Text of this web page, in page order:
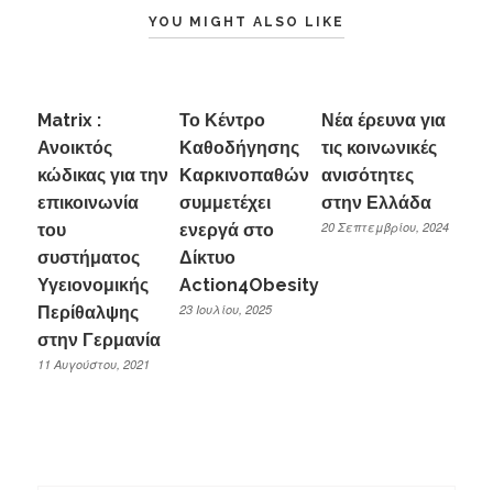
YOU MIGHT ALSO LIKE
Matrix :
Ανοικτός
κώδικας για την
επικοινωνία
του
συστήματος
Υγειονομικής
Περίθαλψης
στην Γερμανία
11 Αυγούστου, 2021
Το Κέντρο
Καθοδήγησης
Καρκινοπαθών
συμμετέχει
ενεργά στο
Δίκτυο
Action4Obesity
23 Ιουλίου, 2025
Νέα έρευνα για
τις κοινωνικές
ανισότητες
στην Ελλάδα
20 Σεπτεμβρίου, 2024